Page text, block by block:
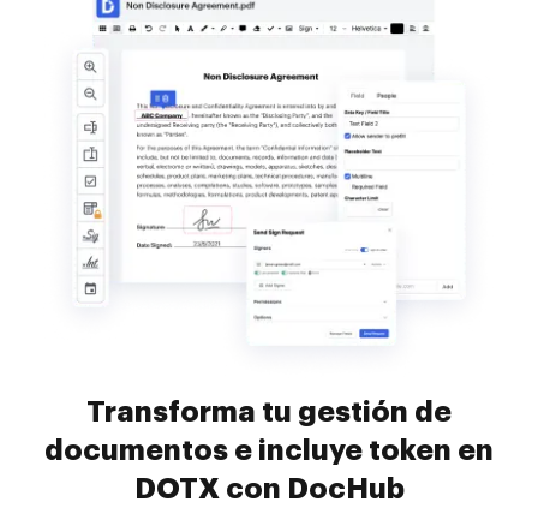
Transforma tu gestión de
documentos e incluye token en
DOTX con DocHub